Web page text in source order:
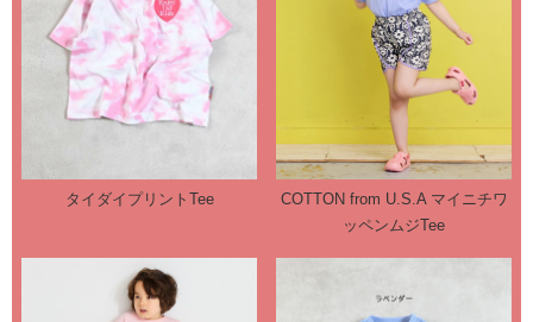
タイダイプリントTee
COTTON from U.S.A マイニチワ
ッペンムジTee